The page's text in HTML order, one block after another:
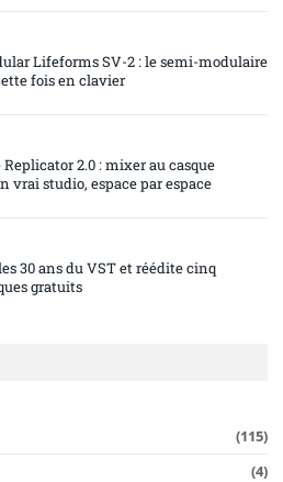
Lifeforms SV-2 : le semi-modulaire
fois en clavier
2.0 : mixer au casque
vrai studio, espace par espace
30 ans du VST et réédite cinq
gratuits
(115)
(4)